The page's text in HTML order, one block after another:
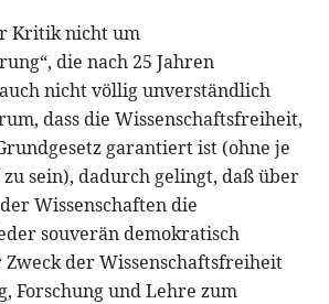
Kritik nicht um
die nach 25 Jahren
nicht völlig unverständlich
dass die Wissenschaftsfreiheit,
garantiert ist (ohne je
sein), dadurch gelingt, daß über
Wissenschaften die
souverän demokratisch
Zweck der Wissenschaftsfreiheit
Forschung und Lehre zum